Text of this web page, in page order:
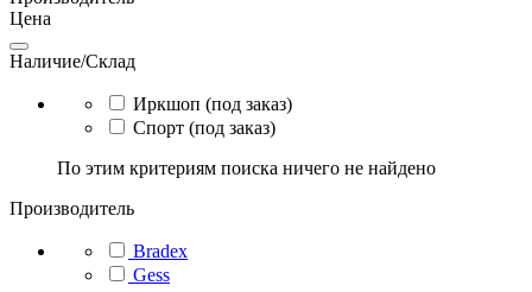
Цена
Наличие/Склад
Иркшоп (под заказ)
Спорт (под заказ)
По этим критериям поиска ничего не найдено
Производитель
Bradex
Gess